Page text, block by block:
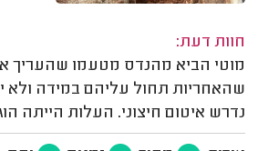
חוות דעת:
מוטי הביא מהנדס מטעמו שהעריך
שהאחריות תחול עליהם במידה ולא
נדרש איטום חיצוני. העלות הייתה